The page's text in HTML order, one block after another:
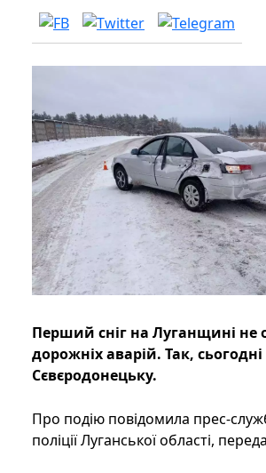
Перший сніг на Луганщині не
дорожніх аварій. Так,
Сєвєродонецьку.
Про подію повідомила прес-
поліції Луганської області,